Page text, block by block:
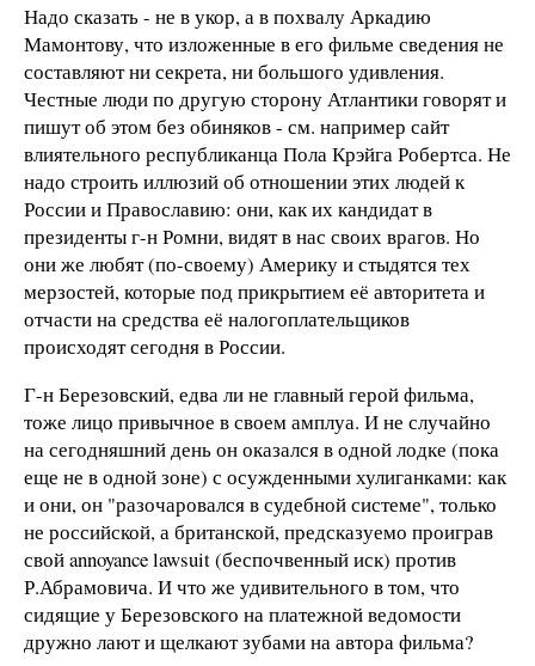
Надо сказать - не в укор, а в похвалу Аркадию
Мамонтову, что изложенные в его фильме сведения не
составляют ни секрета, ни большого удивления.
Честные люди по другую сторону Атлантики говорят и
пишут об этом без обиняков - см. например сайт
влиятельного республиканца Пола Крэйга Робертса. Не
надо строить иллюзий об отношении этих людей к
России и Православию: они, как их кандидат в
президенты г-н Ромни, видят в нас своих врагов. Но
они же любят (по-своему) Америку и стыдятся тех
мерзостей, которые под прикрытием её авторитета и
отчасти на средства её налогоплательщиков
происходят сегодня в России.
Г-н Березовский, едва ли не главный герой фильма,
тоже лицо привычное в своем амплуа. И не случайно
на сегодняшний день он оказался в одной лодке (пока
еще не в одной зоне) с осужденными хулиганками: как
и они, он "разочаровался в судебной системе", только
не российской, а британской, предсказуемо проиграв
свой annoyance lawsuit (беспочвенный иск) против
Р.Абрамовича. И что же удивительного в том, что
сидящие у Березовского на платежной ведомости
дружно лают и щелкают зубами на автора фильма?